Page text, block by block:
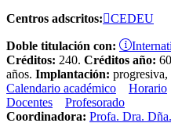
Centros adscritos: CEDEU
Doble titulación con:
Créditos: 240. Créditos año:
años. Implantación:
Calendario académico
Horario
Docentes
Profesorado
Coordinadora: Profa. Dra.